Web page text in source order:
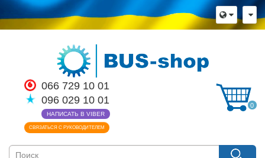
066 729 10 01
096 029 10 01
НАПИСАТЬ В VIBER
СВЯЗАТЬСЯ С РУКОВОДИТЕЛЕМ
0